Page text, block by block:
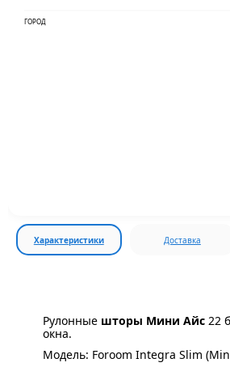
ГОРОД
Характеристики Доставка
Рулонные шторы Мини Айс 22
окна.
Модель: Foroom Integra Slim